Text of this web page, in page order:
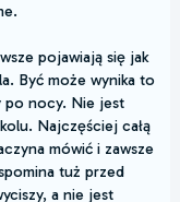
pojawiają się jak
Być może wynika to
po nocy. Nie jest
Najczęściej całą
mówić i zawsze
tuż przed
a nie jest